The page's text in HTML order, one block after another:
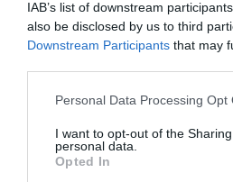
IAB’s list of downstream
also be disclosed by us to third
Downstream Participants that may
Please note that this website/app
not limited to your visit or usage
grant or deny consent to Google
use your data for below specified
Personal Data Processing Opt
I want to opt-out of the
personal data.
Opted In